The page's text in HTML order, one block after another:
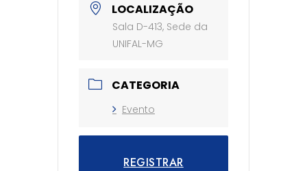
LOCALIZAÇÃO
Sala D-413, Sede da
UNIFAL-MG
CATEGORIA
Evento
REGISTRAR